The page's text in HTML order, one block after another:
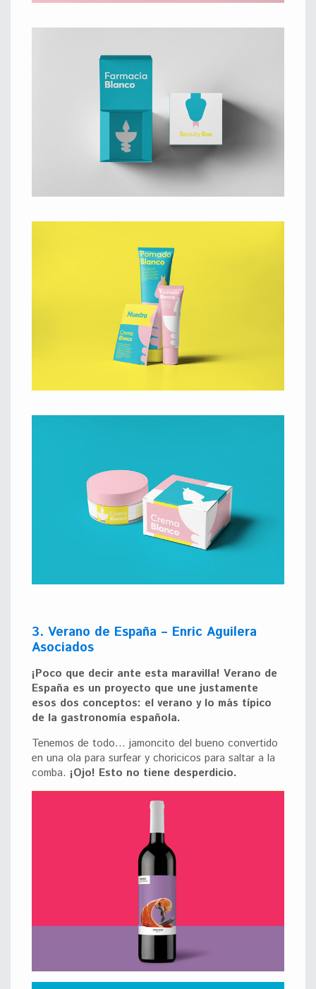
3. Verano de España – Enric Aguilera
Asociados
¡Poco que decir ante esta maravilla! Verano de
España es un proyecto que une justamente
esos dos conceptos: el verano y lo más típico
de la gastronomía española.
Tenemos de todo… jamoncito del bueno convertido
en una ola para surfear y choricicos para saltar a la
comba. ¡Ojo! Esto no tiene desperdicio.